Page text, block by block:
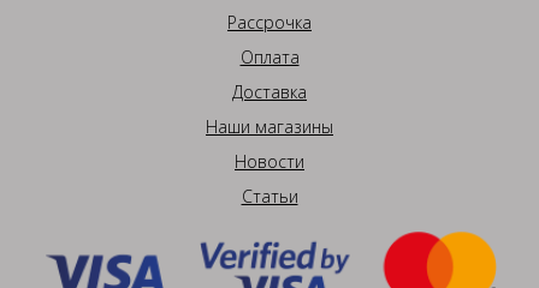
Рассрочка
Оплата
Доставка
Наши магазины
Новости
Статьи